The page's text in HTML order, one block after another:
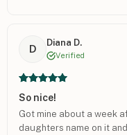
D
Diana D.
Verified
So nice!
Got mine about a week
daughters name on it